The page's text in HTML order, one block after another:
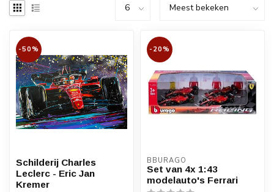
-50%
Schilderij Charles
Leclerc - Eric Jan
Kremer
-20%
BBURAGO
Set van 4x 1:43
modelauto's Ferrari